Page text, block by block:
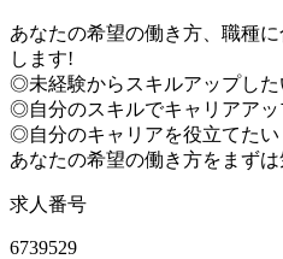
あなたの希望の働き方、職種
します!
◎未経験からスキルアップした
◎自分のスキルでキャリアアッ
◎自分のキャリアを役立てたい
あなたの希望の働き方をまず
求人番号
6739529